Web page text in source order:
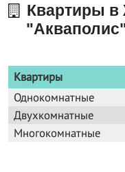
Квартиры
Квартиры
Однокомнатные
Двухкомнатные
Многокомнатные